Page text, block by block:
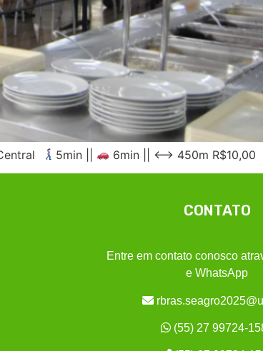
5min || 6min || ⟷ 450m R$10,00
CONTATO
Entre em contato conosco
e WhatsApp
(55) 27 99724-